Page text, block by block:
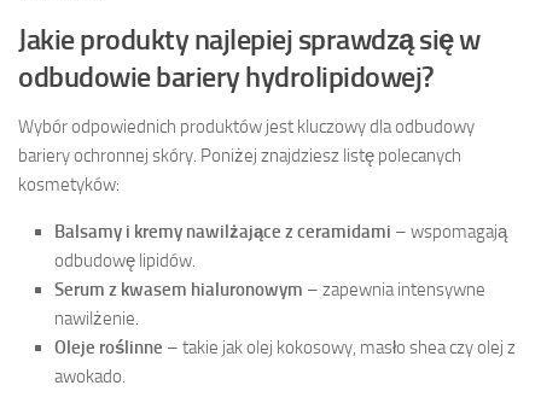
Jakie produkty najlepiej sprawdzą się w
odbudowie bariery hydrolipidowej?
Wybór odpowiednich produktów jest kluczowy dla odbudowy
bariery ochronnej skóry. Poniżej znajdziesz listę polecanych
kosmetyków:
Balsamy i kremy nawilżające z ceramidami – wspomagają
odbudowę lipidów.
Serum z kwasem hialuronowym – zapewnia intensywne
nawilżenie.
Oleje roślinne – takie jak olej kokosowy, masło shea czy olej z
awokado.